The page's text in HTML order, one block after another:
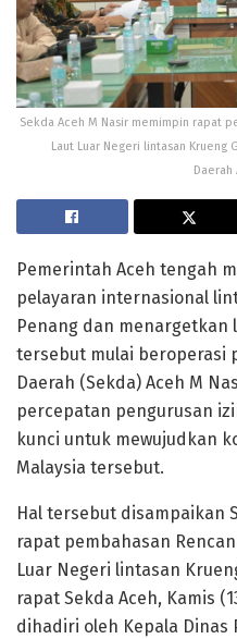
Sekda Aceh M Nasir memimpin rapat
Laut Luar Negeri lintasan Krueng
Pemerintah Aceh tengah
pelayaran internasional
Penang dan menargetkan
tersebut mulai beroperasi
Daerah (Sekda) Aceh M
percepatan pengurusan
kunci untuk mewujudkan
Malaysia tersebut.
Hal tersebut disampaikan
rapat pembahasan
Luar Negeri lintasan
rapat Sekda Aceh, Kamis
dihadiri oleh Kepala Dinas